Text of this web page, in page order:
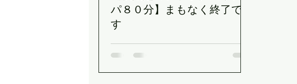
パ８０分】まもなく終了で
す